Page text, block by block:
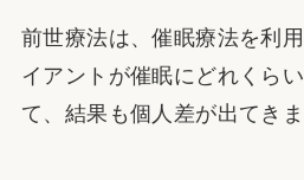
前世療法は、催眠療法を利
イアントが催眠にどれくら
て、結果も個人差が出てきま